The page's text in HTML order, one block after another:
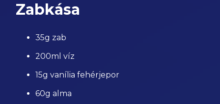
Zabkása
35g zab
200ml víz
15g vanília fehérjepor
60g alma